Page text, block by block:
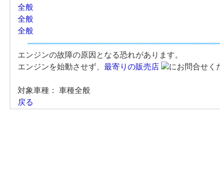
全般
全般
全般
エンジンの故障の原因となる恐れがあります。
エンジンを始動させず、 最寄りの販売店 にお問合せく
対象車種：
車種全般
戻る